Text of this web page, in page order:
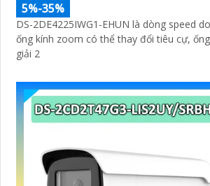
5%-35%
DS-2DE4225IWG1-EHUN là dòng speed
ống kính zoom có thể thay đổi tiêu cự,
giải 2